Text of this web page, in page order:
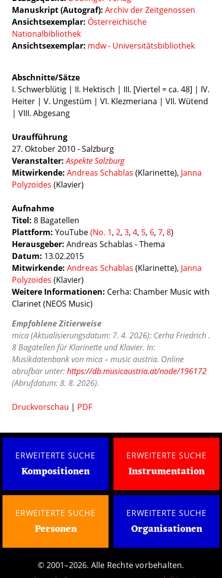
Manuskript (Autograf): Archiv der Zeitgenossen
Ansichtsexemplar: Österreichische
Nationalbibliothek
Ansichtsexemplar: mdw - Universitätsbibliothek
Abschnitte/Sätze
I. Schwerblütig | II. Hektisch | III. [Viertel = ca. 48] | IV.
Heiter | V. Ungestüm | VI. Klezmeriana | VII. Wütend
| VIII. Abgesang
Uraufführung
27. Oktober 2010 - Salzburg
Veranstalter: Aspekte Salzburg
Mitwirkende: Andreas Schablas (Klarinette), Janna
Polyzoides (Klavier)
Aufnahme
Titel: 8 Bagatellen
Plattform: YouTube(No. 1, 2, 3, 4, 5, 6, 7, 8)
Herausgeber: Andreas Schablas - Thema
Datum: 13.02.2015
Mitwirkende: Andreas Schablas (Klarinette), Janna
Polyzoides (Klavier)
Weitere Informationen: Cerha: Chamber Music with
Clarinet (NEOS Music)
Empfohlene Zitierweise
mica (Aktualisierungsdatum: 7. 4. 2026): Cerha Friedrich .
8 Bagatellen für Klarinette und Klavier. In:
Musikdatenbank von mica – music austria. Online
abrufbar unter:https://db.musicaustria.at/node/196172
(Abrufdatum: 8. 8. 2026).
Druckvorschau | PDF
ERWEITERTE SUCHE
Kompositionen
ERWEITERTE SUCHE
Instrumentation
ERWEITERTE SUCHE
Personen
ERWEITERTE SUCHE
Organisationen
© 2001–2026. Alle Rechte vorbehalten.